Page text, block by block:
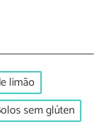
limão
sem glúten